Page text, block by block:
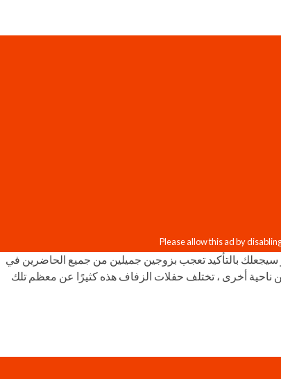
بالتأكيد تعجب بزوجين جميلين من جميع الحاضرين في
ناحية أخرى ، تختلف حفلات الزفاف هذه كثيرًا عن معظم تلك